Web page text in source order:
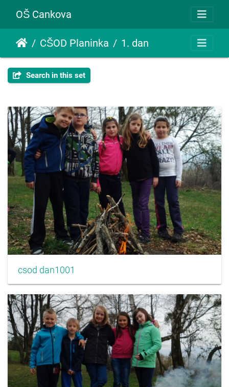
OŠ Cankova
CŠOD Planinka 1. dan
Search in this set
csod dan1001